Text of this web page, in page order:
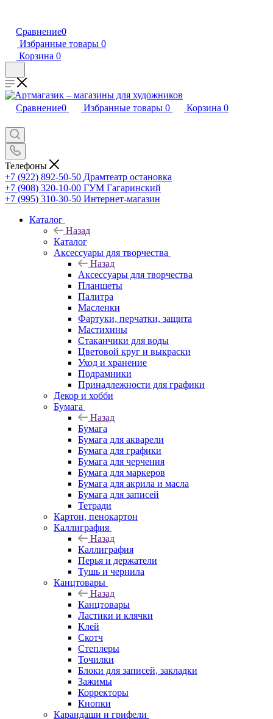
Сравнение0
Избранные товары 0
Корзина 0
Сравнение0 Избранные товары 0 Корзина 0
Телефоны
+7 (922) 892-50-50 Драмтеатр остановка
+7 (908) 320-10-00 ГУМ Гагаринский
+7 (995) 310-30-50 Интернет-магазин
Каталог
Назад
Каталог
Аксессуары для творчества
Назад
Аксессуары для творчества
Планшеты
Палитра
Масленки
Фартуки, перчатки, защита
Мастихины
Стаканчики для воды
Цветовой круг и выкраски
Уход и хранение
Подрамники
Принадлежности для графики
Декор и хобби
Бумага
Назад
Бумага
Бумага для акварели
Бумага для графики
Бумага для черчения
Бумага для маркеров
Бумага для акрила и масла
Бумага для записей
Тетради
Картон, пенокартон
Каллиграфия
Назад
Каллиграфия
Перья и держатели
Тушь и чернила
Канцтовары
Назад
Канцтовары
Ластики и клячки
Клей
Скотч
Степлеры
Точилки
Блоки для записей, закладки
Зажимы
Корректоры
Кнопки
Карандаши и грифели